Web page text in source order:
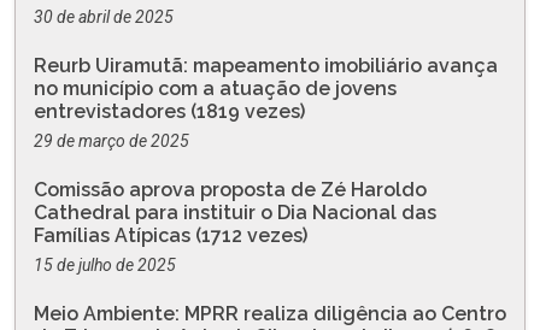
30 de abril de 2025
Reurb Uiramutã: mapeamento imobiliário avança
no município com a atuação de jovens
entrevistadores (1819 vezes)
29 de março de 2025
Comissão aprova proposta de Zé Haroldo
Cathedral para instituir o Dia Nacional das
Famílias Atípicas (1712 vezes)
15 de julho de 2025
Meio Ambiente: MPRR realiza diligência ao Centro